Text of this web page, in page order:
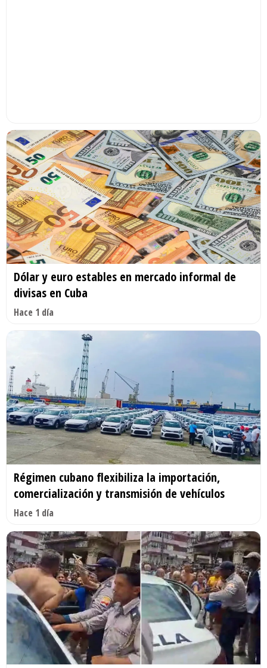
Dólar y euro estables en mercado informal de
divisas en Cuba
Hace 1 día
Régimen cubano flexibiliza la importación,
comercialización y transmisión de vehículos
Hace 1 día